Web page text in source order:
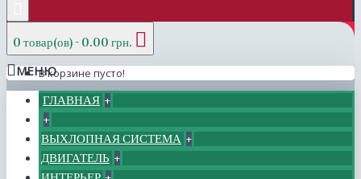
0 товар(ов) - 0.00 грн.
В корзине пусто!
МЕНЮ
ГЛАВНАЯ +
+
ВЫХЛОПНАЯ СИСТЕМА +
ДВИГАТЕЛЬ +